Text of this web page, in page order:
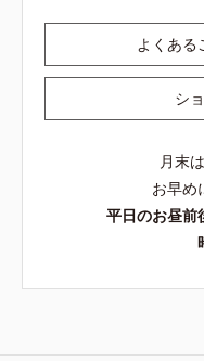
よくある
シ
月末
お早め
平日のお昼前